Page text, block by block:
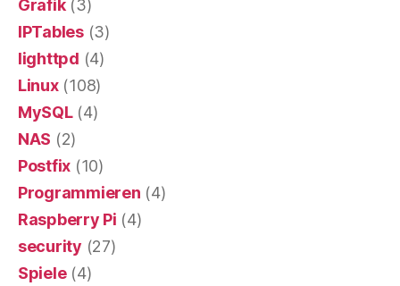
Grafik(3)
IPTables(3)
lighttpd (4)
Linux(108)
MySQL(4)
NAS (2)
Postfix (10)
Programmieren (4)
Raspberry Pi (4)
security (27)
Spiele(4)